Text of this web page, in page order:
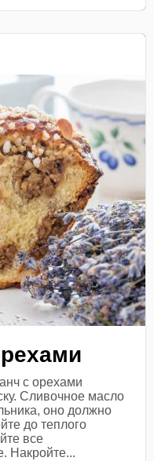
с орехами
Сливочное масло
оно должно
до теплого
все
Накройте...